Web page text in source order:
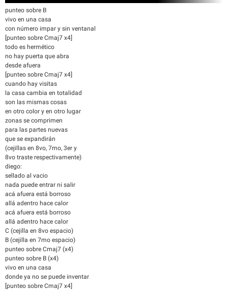
punteo sobre B
vivo en una casa
con número impar y sin ventanal
[punteo sobre Cmaj7 x4]
todo es hermético
no hay puerta que abra
desde afuera
[punteo sobre Cmaj7 x4]
cuando hay visitas
la casa cambia en totalidad
son las mismas cosas
en otro color y en otro lugar
zonas se comprimen
para las partes nuevas
que se expandirán
(cejillas en 8vo, 7mo, 3er y
8vo traste respectivamente)
diego:
sellado al vacio
nada puede entrar ni salir
acá afuera está borroso
allá adentro hace calor
acá afuera está borroso
allá adentro hace calor
C (cejilla en 8vo espacio)
B (cejilla en 7mo espacio)
punteo sobre Cmaj7 (x4)
punteo sobre B (x4)
vivo en una casa
donde ya no se puede inventar
[punteo sobre Cmaj7 x4]